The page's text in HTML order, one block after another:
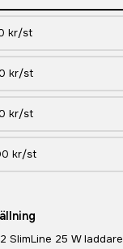
kr/st
kr/st
kr/st
kr/st
SlimLine 25 W laddare